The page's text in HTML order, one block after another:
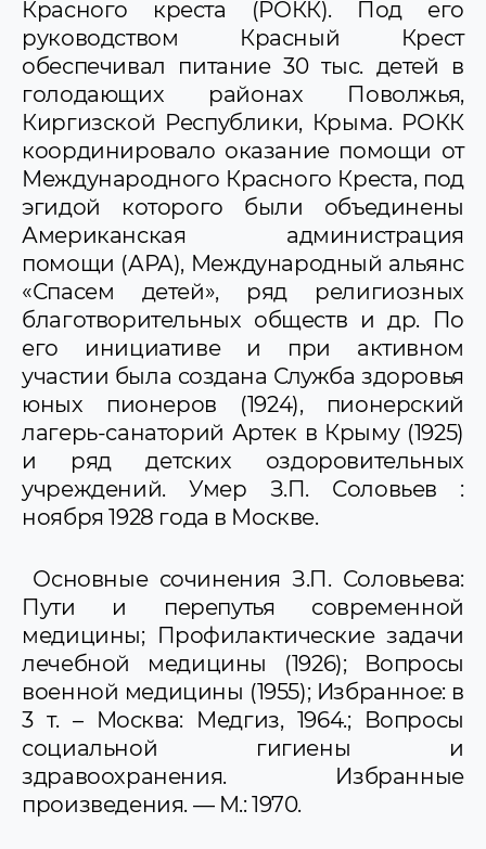
Красного креста (РОКК). Под его
руководством Красный Крест
обеспечивал питание 30 тыс. детей в
голодающих районах Поволжья,
Киргизской Республики, Крыма. РОКК
координировало оказание помощи от
Международного Красного Креста, под
эгидой которого были объединены
Американская администрация
помощи (АРА), Международный альянс
«Спасем детей», ряд религиозных
благотворительных обществ и др. По
его инициативе и при активном
участии была создана Служба здоровья
юных пионеров (1924), пионерский
лагерь-санаторий Артек в Крыму (1925)
и ряд детских оздоровительных
учреждений. Умер З.П. Соловьев :
ноября 1928 года в Москве.
Основные сочинения З.П. Соловьева:
Пути и перепутья современной
медицины; Профилактические задачи
лечебной медицины (1926); Вопросы
военной медицины (1955); Избранное: в
3 т. – Москва: Медгиз, 1964.; Вопросы
социальной гигиены и
здравоохранения. Избранные
произведения. — M.: 1970.